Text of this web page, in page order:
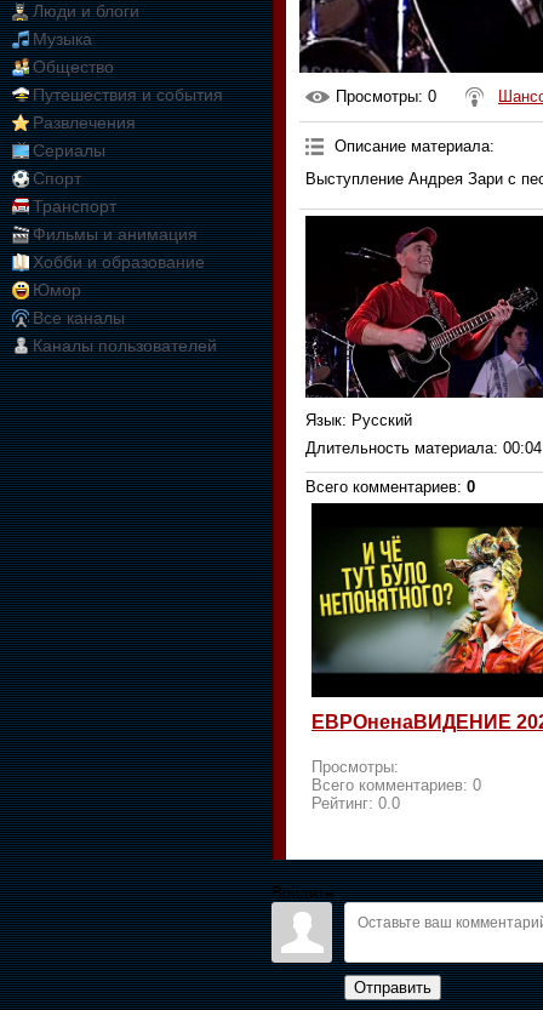
Люди и блоги
Музыка
Общество
Путешествия и события
Развлечения
Сериалы
Спорт
Транспорт
Фильмы и анимация
Хобби и образование
Юмор
Все каналы
Каналы пользователей
Просмотры: 0
Описание материала:
Выступление Андрея Зари с
Язык: Русский
Длительность материала:
Всего комментариев: 0
ЕВРОненаВИДЕНИЕ
Просмотры:
Всего комментариев: 0
Рейтинг: 0.0
Войдите:
Отправить